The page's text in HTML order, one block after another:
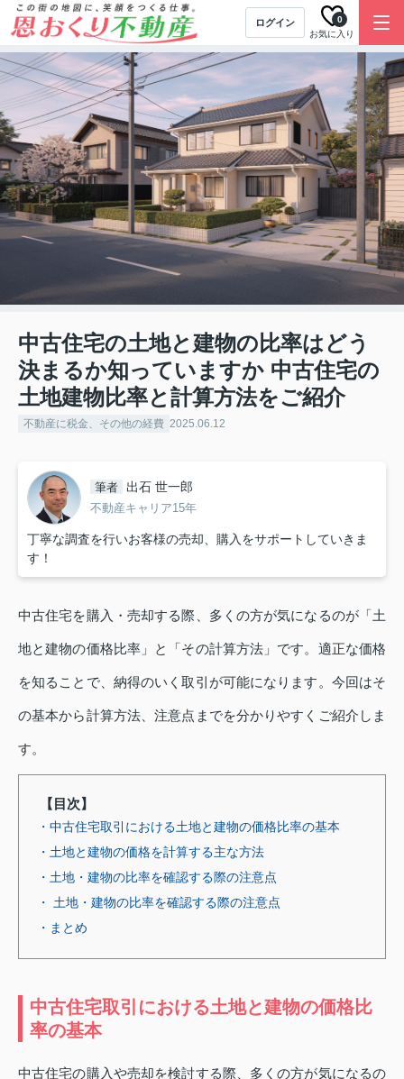
ログイン
お気に入り
0
中古住宅の土地と建物の比率はどう
決まるか知っていますか 中古住宅の
土地建物比率と計算方法をご紹介
不動産に税金、その他の経費 2025.06.12
筆者 出石 世一郎
不動産キャリア15年
丁寧な調査を行いお客様の売却、購入をサポートしていきま
す！
中古住宅を購入・売却する際、多くの方が気になるのが「土
地と建物の価格比率」と「その計算方法」です。適正な価格
を知ることで、納得のいく取引が可能になります。今回はそ
の基本から計算方法、注意点までを分かりやすくご紹介しま
す。
【目次】
・中古住宅取引における土地と建物の価格比率の基本
・土地と建物の価格を計算する主な方法
・土地・建物の比率を確認する際の注意点
・ 土地・建物の比率を確認する際の注意点
・まとめ
中古住宅取引における土地と建物の価格比
率の基本
中古住宅の購入や売却を検討する際、多くの方が気になるの